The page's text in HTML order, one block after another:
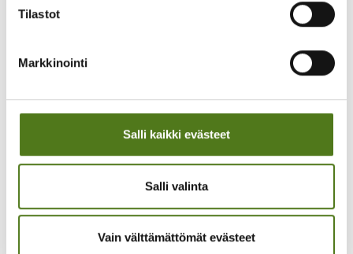
Tilastot
Markkinointi
Salli kaikki evästeet
Salli valinta
Vain välttämättömät evästeet
Yhdistyspankki
Taloudellinen tuki yhdistyksille
Vuodenkierto 2026
Kesäkisojen järjestäminen
Kaverikahviloiden, -kävelyiden
ja Leikkitreffien järjestäminen